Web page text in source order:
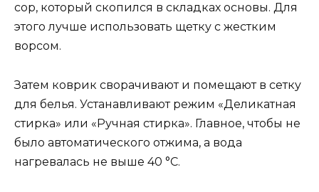
сор, который скопился в складках основы. Для
этого лучше использовать щетку с жестким
ворсом.
Затем коврик сворачивают и помещают в сетку
для белья. Устанавливают режим «Деликатная
стирка» или «Ручная стирка». Главное, чтобы не
было автоматического отжима, а вода
нагревалась не выше 40 °С.